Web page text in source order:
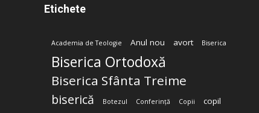
Etichete
Academia de Teologie Anul nou avort Biserica
Biserica Ortodoxă
Biserica Sfânta Treime
biserică Botezul Conferință Copii
copil